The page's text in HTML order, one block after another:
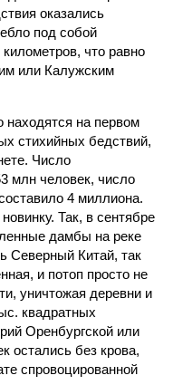
оказались
под собой
что равно
или Калужским
на первом
стихийных бедствий,
Число
млн человек, число
4 миллиона.
Так, в сентябре
дамбы на реке
Северный Китай, так
и потоп просто не
уничтожая деревни и
квадратных
Оренбургской или
остались без крова,
спровоцированной